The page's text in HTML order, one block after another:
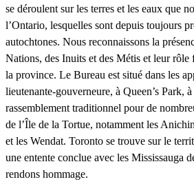
se déroulent sur les terres et les eaux que
l’Ontario, lesquelles sont depuis toujours
autochtones. Nous reconnaissons la
Nations, des Inuits et des Métis et leur rôle
la province. Le Bureau est situé dans les
lieutenante-gouverneure, à Queen’s Park,
rassemblement traditionnel pour de
de l’Île de la Tortue, notamment les
et les Wendat. Toronto se trouve sur le
une entente conclue avec les Mississauga
rendons hommage.